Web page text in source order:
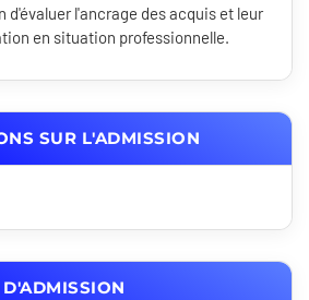
d'évaluer l'ancrage des acquis et leur
en situation professionnelle.
SUR L'ADMISSION